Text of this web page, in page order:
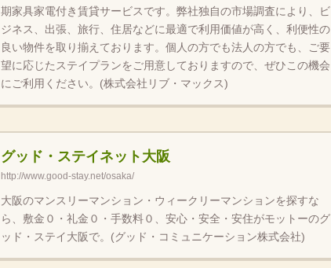
期家具家電付き賃貸サービスです。弊社独自の市場調査により、ビ
ジネス、出張、旅行、住居などに最適で利用価値が高く、利便性の
良い物件を取り揃えております。個人の方でも法人の方でも、ご要
望に応じたステイプランをご用意しておりますので、ぜひこの機会
にご利用ください。(株式会社リブ・マックス)
グッド・ステイネット大阪
http://www.good-stay.net/osaka/
大阪のマンスリーマンション・ウィークリーマンションを探すな
ら、敷金０・礼金０・手数料０、安心・安全・安住がモットーのグ
ッド・ステイ大阪で。(グッド・コミュニケーション株式会社)